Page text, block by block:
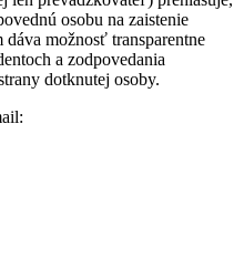
osobu na zaistenie
možnosť transparentne
a zodpovedania
dotknutej osoby.